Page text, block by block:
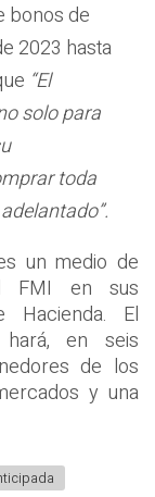
bonos de
2023 hasta
“El
solo para
toda
un medio de
FMI en sus
Hacienda. El
hará, en seis
de los
y una